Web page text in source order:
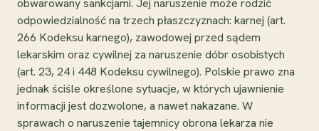
obwarowany sankcjami. Jej naruszenie może rodzić
odpowiedzialność na trzech płaszczyznach: karnej (art.
266 Kodeksu karnego), zawodowej przed sądem
lekarskim oraz cywilnej za naruszenie dóbr osobistych
(art. 23, 24 i 448 Kodeksu cywilnego). Polskie prawo zna
jednak ściśle określone sytuacje, w których ujawnienie
informacji jest dozwolone, a nawet nakazane. W
sprawach o naruszenie tajemnicy obrona lekarza nie